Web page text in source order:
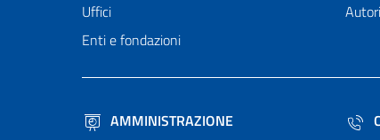
Uffici
Enti e fondazioni
AMMINISTRAZIONE